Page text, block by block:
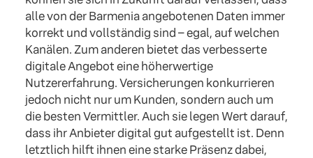
alle von der Barmenia angebotenen Daten immer
korrekt und vollständig sind – egal, auf welchen
Kanälen. Zum anderen bietet das verbesserte
digitale Angebot eine höherwertige
Nutzererfahrung. Versicherungen konkurrieren
jedoch nicht nur um Kunden, sondern auch um
die besten Vermittler. Auch sie legen Wert darauf,
dass ihr Anbieter digital gut aufgestellt ist. Denn
letztlich hilft ihnen eine starke Präsenz dabei,